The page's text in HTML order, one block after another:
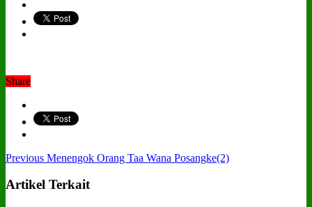
Share
Previous Menengok Orang Taa Wana Posangke(2)
Artikel Terkait